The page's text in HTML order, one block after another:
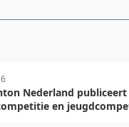
Nederland
en